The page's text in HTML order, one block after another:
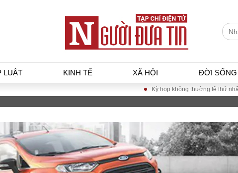
LUẬT KINH TẾ XÃ HỘI ĐỜI SỐNG
LUẬT
chảy pháp
luật gia
điều tra
KINH TẾ
Bất động sản
Tài chính - Ngân
hàng
Kinh tế vĩ mô
XÃ HỘI
Dân sinh
Giáo dục
Văn hoá
Kỳ họp không thường lệ thứ nhất, Quốc